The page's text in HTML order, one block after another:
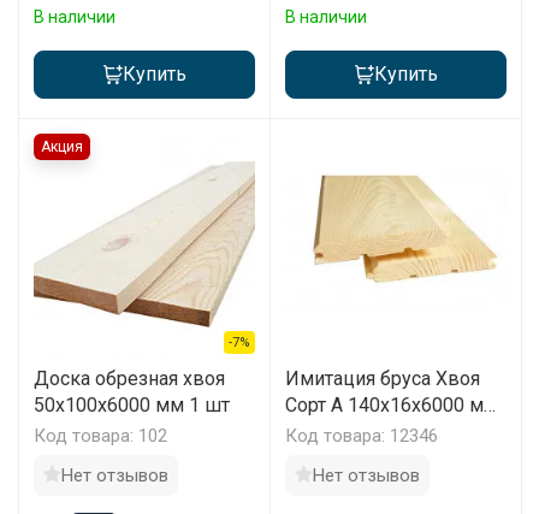
В наличии
Купить
В наличии
Купить
Акция
-7%
Доска обрезная хвоя
50х100х6000 мм 1 шт
Код товара: 102
Нет отзывов
Имитация бруса Хвоя
Сорт А 140х16х6000 мм
1 м2
Код товара: 12346
Нет отзывов